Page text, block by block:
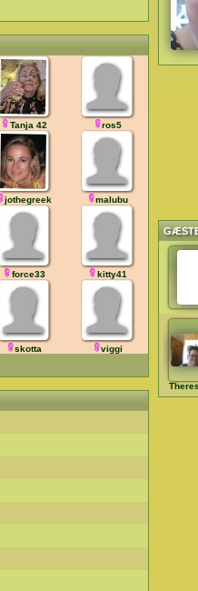
Tanja 42 ros5
jothegreek malubu
force33 kitty41
skotta viggi